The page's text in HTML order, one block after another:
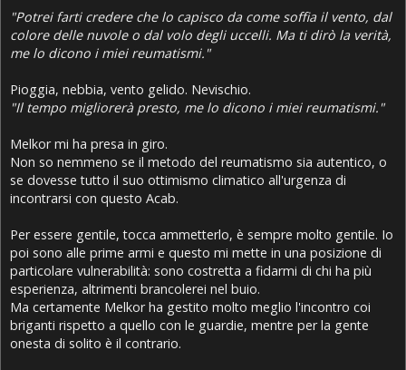
"Potrei farti credere che lo capisco da come soffia il vento, dal
colore delle nuvole o dal volo degli uccelli. Ma ti dirò la verità,
me lo dicono i miei reumatismi."
Pioggia, nebbia, vento gelido. Nevischio.
"Il tempo migliorerà presto, me lo dicono i miei reumatismi."
Melkor mi ha presa in giro.
Non so nemmeno se il metodo del reumatismo sia autentico, o
se dovesse tutto il suo ottimismo climatico all'urgenza di
incontrarsi con questo Acab.
Per essere gentile, tocca ammetterlo, è sempre molto gentile. Io
poi sono alle prime armi e questo mi mette in una posizione di
particolare vulnerabilità: sono costretta a fidarmi di chi ha più
esperienza, altrimenti brancolerei nel buio.
Ma certamente Melkor ha gestito molto meglio l'incontro coi
briganti rispetto a quello con le guardie, mentre per la gente
onesta di solito è il contrario.